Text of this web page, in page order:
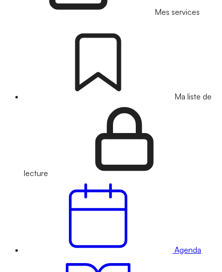
Mes services
Ma liste de
lecture
Agenda